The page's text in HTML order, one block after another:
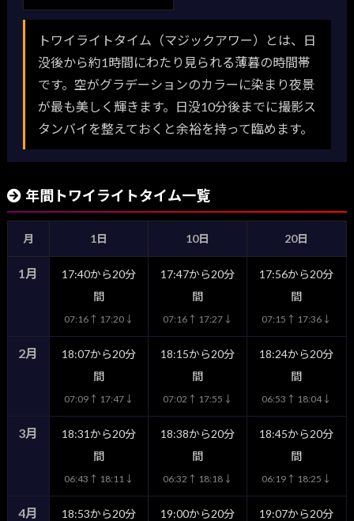
トワイライトタイム（マジックアワー）とは、日
没後から約1時間にわたり見られる薄暮の時間帯
です。空がグラデーションのカラーに染まり夜景
が最も美しく輝きます。日没10分後までに撮影ス
タンバイを整えておくと余裕を持って臨めます。
年間トワイライトタイム一覧
月 1日 10日 20日
1月
17:40から20分
間
07:16↑ 17:20↓
17:47から20分
間
07:16↑ 17:27↓
17:56から20分
間
07:15↑ 17:36↓
2月
18:07から20分
間
07:09↑ 17:47↓
18:15から20分
間
07:02↑ 17:55↓
18:24から20分
間
06:53↑ 18:04↓
3月
18:31から20分
間
06:43↑ 18:11↓
18:38から20分
間
06:32↑ 18:18↓
18:45から20分
間
06:19↑ 18:25↓
4月
18:53から20分
19:00から20分
19:07から20分